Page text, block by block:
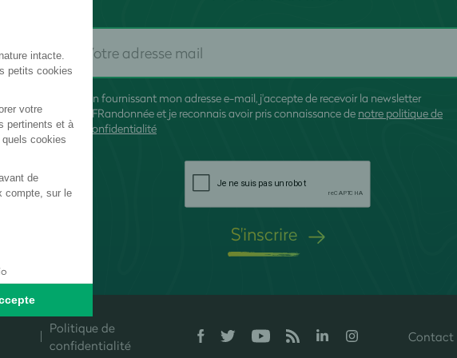
En fournissant mon adresse e-mail, j'accepte de recevoir la newsletter
FFRandonnée et je reconnais avoir pris connaissance de notre politique de
confidentialité
S'inscrire
Politique de
confidentialité
Contact
intacte.
petits cookies
votre
pertinents et à
cookies
de
compte, sur le
vos Options
vos paramètres de confidentialité, en garantissant la conformité avec les réglementations.